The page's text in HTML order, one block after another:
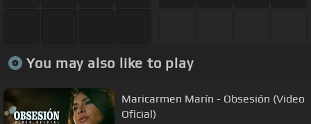
You may also like to play
Maricarmen Marín - Obsesión (Video
Oficial)